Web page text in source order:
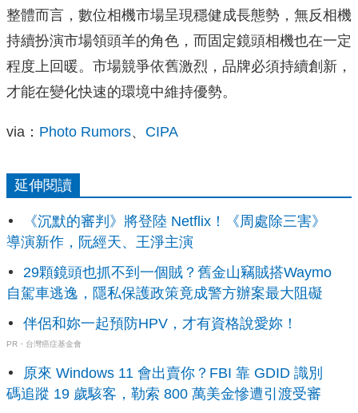
整體而言，數位相機市場呈現穩健成長態勢，無反相機
持續扮演市場領頭羊的角色，而固定鏡頭相機也在一定
程度上回暖。市場競爭依舊激烈，品牌必須持續創新，
才能在變化快速的環境中維持優勢。
via： Photo Rumors、 CIPA
延伸閱讀
《沉默的審判》將登陸 Netflix！《周處除三害》
導演新作，阮經天、王淨主演
29顆鏡頭也抓不到一個賊？舊金山竊賊搭Waymo
自駕車逃逸，隱私保護政策竟成警方辦案最大阻礙
伴侶和妳一起預防HPV，才有資格說愛妳！
PR・台灣癌症基金會
原來 Windows 11 會出賣你？FBI 靠 GDID 識別
碼追蹤 19 歲駭客，勒索 800 萬美金慘遭引渡受審